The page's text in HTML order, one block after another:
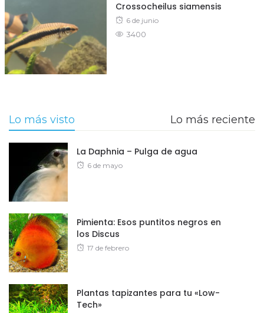
Crossocheilus siamensis
Posted
on
6 de junio
3400
Lo más visto Lo más reciente
La Daphnia – Pulga de agua
Posted
6 de mayo
Pimienta: Esos puntitos negros en
los Discus
Posted
17 de febrero
Plantas tapizantes para tu «Low-
Tech»